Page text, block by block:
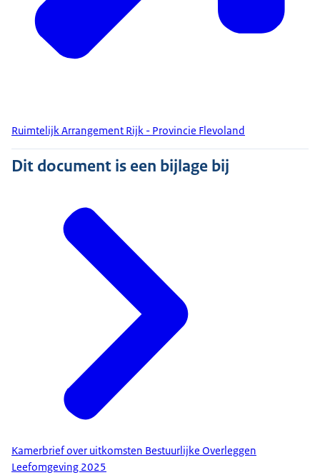
Ruimtelijk Arrangement Rijk - Provincie Flevoland
Dit document is een bijlage bij
Kamerbrief over uitkomsten Bestuurlijke Overleggen
Leefomgeving 2025